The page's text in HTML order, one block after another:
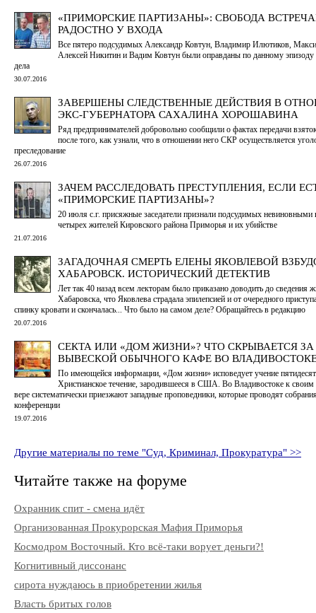
«ПРИМОРСКИЕ ПАРТИЗАНЫ»: СВОБОДА
РАДОСТНО У ВХОДА
Все пятеро подсудимых Александр Ковтун, Владимир Илютиков,
Алексей Никитин и Вадим Ковтун были оправданы по данному эпизоду
дела
30.07.2016
ЗАВЕРШЕНЫ СЛЕДСТВЕННЫЕ ДЕЙСТВИЯ В
ЭКС-ГУБЕРНАТОРА САХАЛИНА ХОРОШАВИНА
Ряд предпринимателей добровольно сообщили о фактах передачи
после того, как узнали, что в отношении него СКР осуществляется
преследование
26.07.2016
ЗАЧЕМ РАССЛЕДОВАТЬ ПРЕСТУПЛЕНИЯ, ЕСЛИ
«ПРИМОРСКИЕ ПАРТИЗАНЫ»?
20 июля с.г. присяжные заседатели признали подсудимых невиновными
четырех жителей Кировского района Приморья и их убийстве
21.07.2016
ЗАГАДОЧНАЯ СМЕРТЬ ЕЛЕНЫ ЯКОВЛЕВОЙ
ХАБАРОВСК. ИСТОРИЧЕСКИЙ ДЕТЕКТИВ
Лет так 40 назад всем лекторам было приказано доводить до сведения
Хабаровска, что Яковлева страдала эпилепсией и от очередного
спинку кровати и скончалась... Что было на самом деле? Обращайтесь в редакцию
20.07.2016
СЕКТА ИЛИ «ДОМ ЖИЗНИ»? ЧТО СКРЫВАЕТСЯ ЗА
ВЫВЕСКОЙ ОБЫЧНОГО КАФЕ ВО
По имеющейся информации, «Дом жизни» исповедует учение
Христианское течение, зародившееся в США. Во Владивостоке к своим
вере систематически приезжают западные проповедники, которые проводят
конференции
19.07.2016
Другие материалы по теме "Суд, Криминал, Прокуратура" >>
Читайте также на форуме
Охранник спит - смена идёт
Организованная Прокурорская Мафия Приморья
Космодром Восточный. Кто всё-таки ворует деньги?!
Когнитивный диссонанс
сирота нуждаюсь в приобретении жилья
Власть бритых голов